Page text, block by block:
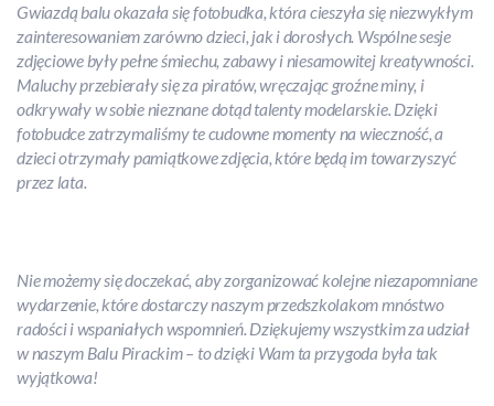
Gwiazdą balu okazała się fotobudka, która cieszyła się niezwykłym
zainteresowaniem zarówno dzieci, jak i dorosłych. Wspólne sesje
zdjęciowe były pełne śmiechu, zabawy i niesamowitej kreatywności.
Maluchy przebierały się za piratów, wręczając groźne miny, i
odkrywały w sobie nieznane dotąd talenty modelarskie. Dzięki
fotobudce zatrzymaliśmy te cudowne momenty na wieczność, a
dzieci otrzymały pamiątkowe zdjęcia, które będą im towarzyszyć
przez lata.
Nie możemy się doczekać, aby zorganizować kolejne niezapomniane
wydarzenie, które dostarczy naszym przedszkolakom mnóstwo
radości i wspaniałych wspomnień. Dziękujemy wszystkim za udział
w naszym Balu Pirackim – to dzięki Wam ta przygoda była tak
wyjątkowa!